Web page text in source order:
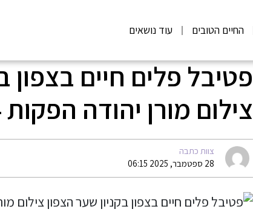
החיים הטובים עוד נושאים
פטיבל פלים חיים בצפון
צילום מורן יהודה הפקות 4
צוות כתבה
28 ספטמבר, 2025 06:15